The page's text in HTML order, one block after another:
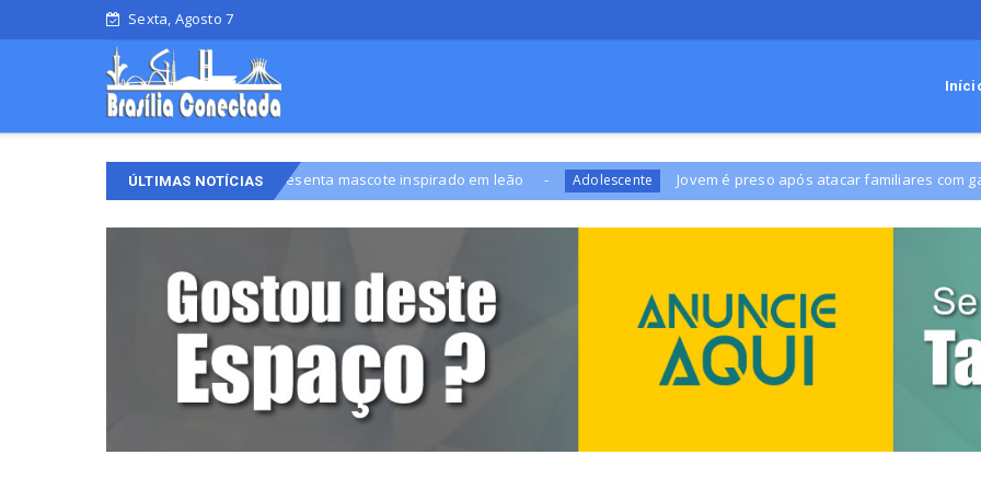
Sexta, Agosto 7
ÚLTIMAS NOTÍCIAS
Campanha de Celina apresenta mascote inspirado em leão Adolescente Jovem é preso após atacar familiares com garrafa